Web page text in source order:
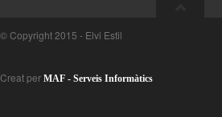
© Copyright 2015 - Elvi Estil
Creat per MAF - Serveis Informàtics